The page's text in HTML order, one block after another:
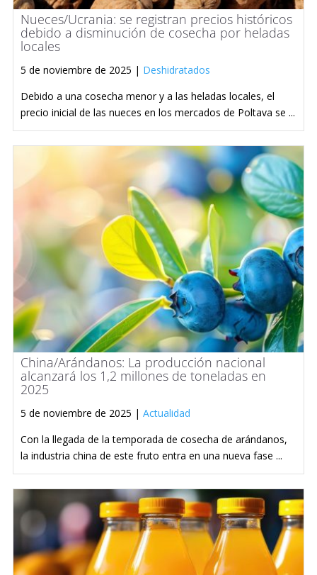
Nueces/Ucrania: se registran precios históricos
debido a disminución de cosecha por heladas
locales
5 de noviembre de 2025 | Deshidratados
Debido a una cosecha menor y a las heladas locales, el
precio inicial de las nueces en los mercados de Poltava se ...
China/Arándanos: La producción nacional
alcanzará los 1,2 millones de toneladas en
2025
5 de noviembre de 2025 | Actualidad
Con la llegada de la temporada de cosecha de arándanos,
la industria china de este fruto entra en una nueva fase ...